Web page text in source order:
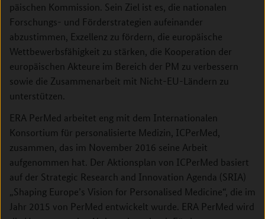
päischen Kommission. Sein Ziel ist es, die nationalen
Forschungs- und Förderstrategien aufeinander
abzustimmen, Exzellenz zu fördern, die europäische
Wettbewerbsfähigkeit zu stärken, die Kooperation der
europäischen Akteure im Bereich der PM zu verbessern
sowie die Zusammenarbeit mit Nicht-EU-Ländern zu
unterstützen.
ERA PerMed arbeitet eng mit dem Internationalen
Konsortium für personalisierte Medizin, ICPerMed,
zusammen, das im November 2016 seine Arbeit
aufgenommen hat. Der Aktionsplan von ICPerMed basiert
auf der Strategic Research and Innovation Agenda (SRIA)
„Shaping Europe’s Vision for Personalised Medicine“, die im
Jahr 2015 von PerMed entwickelt wurde. ERA PerMed wird